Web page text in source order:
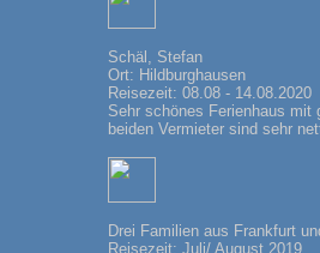
Schäl, Stefan
Ort: Hildburghausen
Reisezeit: 08.08 - 14.08.2020
Sehr schönes Ferienhaus mit
beiden Vermieter sind sehr
Drei Familien aus Frankfurt
Reisezeit: Juli/ August 2019